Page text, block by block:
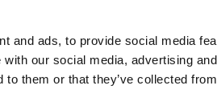
and ads, to provide social media
our social media, advertising
to them or that they’ve collected